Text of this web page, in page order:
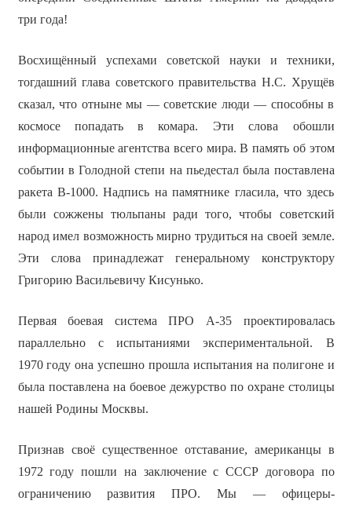
три года!
Восхищённый успехами советской науки и техники,
тогдашний глава советского правительства Н.С. Хрущёв
сказал, что отныне мы — советские люди — способны в
космосе попадать в комара. Эти слова обошли
информационные агентства всего мира. В память об этом
событии в Голодной степи на пьедестал была поставлена
ракета В-1000. Надпись на памятнике гласила, что здесь
были сожжены тюльпаны ради того, чтобы советский
народ имел возможность мирно трудиться на своей земле.
Эти слова принадлежат генеральному конструктору
Григорию Васильевичу Кисунько.
Первая боевая система ПРО А-35 проектировалась
параллельно с испытаниями экспериментальной. В
1970 году она успешно прошла испытания на полигоне и
была поставлена на боевое дежурство по охране столицы
нашей Родины Москвы.
Признав своё существенное отставание, американцы в
1972 году пошли на заключение с СССР договора по
ограничению развития ПРО. Мы — офицеры-